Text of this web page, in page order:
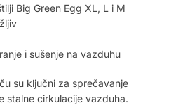
Big Green Egg XL, L i M
i sušenje na vazduhu
su ključni za sprečavanje
stalne cirkulacije vazduha.